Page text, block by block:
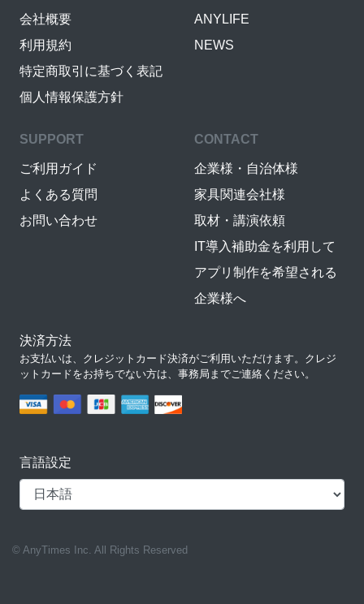
会社概要
利用規約
特定商取引に基づく表記
個人情報保護方針
ANYLIFE
NEWS
SUPPORT
ご利用ガイド
よくある質問
お問い合わせ
CONTACT
企業様・自治体様
家具関連会社様
取材・講演依頼
IT導入補助金を利用して
アプリ制作を希望される
企業様へ
決済方法
お支払いは、クレジットカード決済がご利用いただけます。クレジ
ットカードをお持ちでない方は、事務局までご連絡ください。
言語設定
© AnyTimes Inc. All Rights Reserved